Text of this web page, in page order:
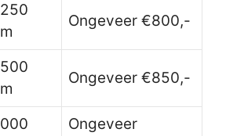
Ongeveer €800,-
Ongeveer €850,-
Ongeveer